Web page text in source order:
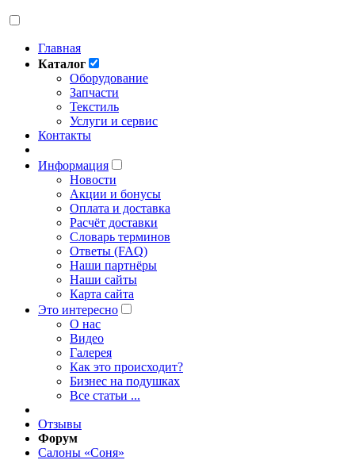
Главная
Каталог
Оборудование
Запчасти
Текстиль
Услуги и сервис
Контакты
Информация
Новости
Акции и бонусы
Оплата и доставка
Расчёт доставки
Словарь терминов
Ответы (FAQ)
Наши партнёры
Наши сайты
Карта сайта
Это интересно
O нас
Видео
Галерея
Как это происходит?
Бизнес на подушках
Все статьи ...
Отзывы
Форум
Салоны «Соня»